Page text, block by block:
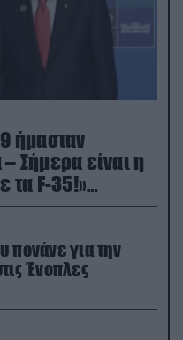
ήμασταν
Σήμερα είναι η
τα F-35!»
πονάνε για την
Ένοπλες